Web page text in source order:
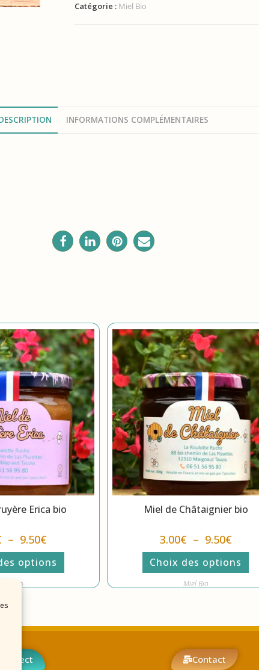
Catégorie : Miel Bio
INFORMATIONS COMPLÉMENTAIRES
Erica bio
– 9.50€
options
Miel Bio
Miel de Châtaignier bio
3.00€ – 9.50€
Choix des options
Miel Bio
direct Contact